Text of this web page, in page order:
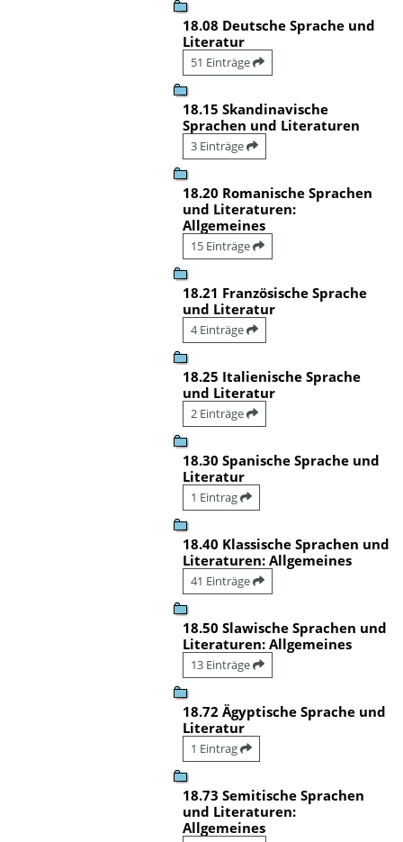
18.08 Deutsche Sprache und
Literatur
51 Einträge
18.15 Skandinavische
Sprachen und Literaturen
3 Einträge
18.20 Romanische Sprachen
und Literaturen:
Allgemeines
15 Einträge
18.21 Französische Sprache
und Literatur
4 Einträge
18.25 Italienische Sprache
und Literatur
2 Einträge
18.30 Spanische Sprache und
Literatur
1 Eintrag
18.40 Klassische Sprachen und
Literaturen: Allgemeines
41 Einträge
18.50 Slawische Sprachen und
Literaturen: Allgemeines
13 Einträge
18.72 Ägyptische Sprache und
Literatur
1 Eintrag
18.73 Semitische Sprachen
und Literaturen:
Allgemeines